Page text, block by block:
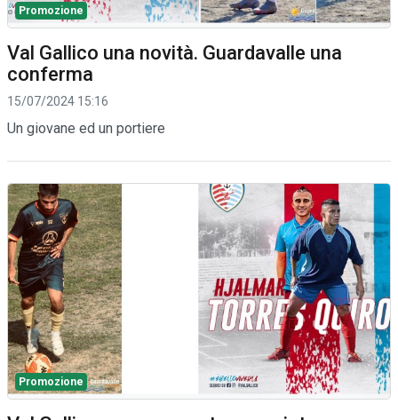
Promozione
Val Gallico una novità. Guardavalle una
conferma
15/07/2024 15:16
Un giovane ed un portiere
Promozione